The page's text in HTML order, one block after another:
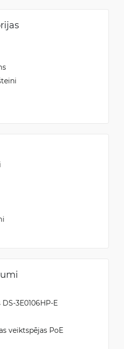
3E0106HP-E
veiktspējas PoE